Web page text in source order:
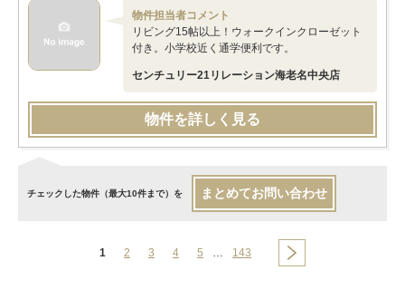
物件担当者コメント
リビング15帖以上！ウォークインクローゼット
付き。小学校近く通学便利です。
センチュリー21リレーション海老名中央店
物件を詳しく見る
チェックした物件（最大10件まで）を まとめてお問い合わせ
1 2 3 4 5 … 143